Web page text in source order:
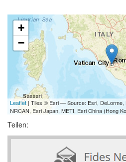
+
−
Leaflet | Tiles © Esri — Source: Esri, DeLorme,
NRCAN, Esri Japan, METI, Esri China (Hong
Teilen: